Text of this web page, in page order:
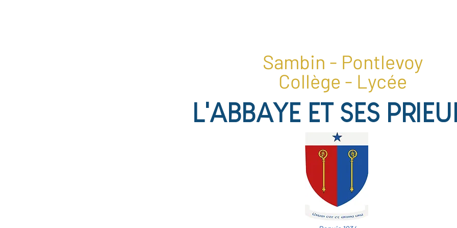
Sambin - Pontlevoy
Collège - Lycée
L'ABBAYE ET SES